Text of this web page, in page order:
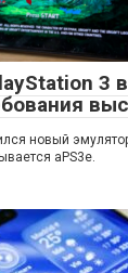
3
новый
aPS3e.